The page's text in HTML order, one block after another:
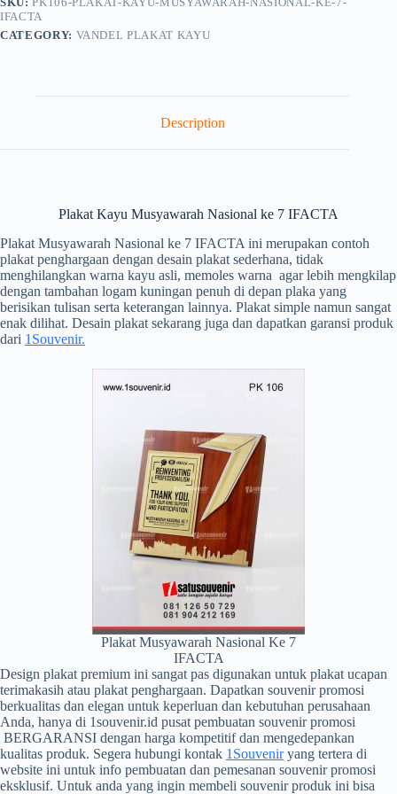
IFACTA
CATEGORY: VANDEL PLAKAT KAYU
Description
Plakat Kayu Musyawarah Nasional ke 7 IFACTA
Plakat Musyawarah Nasional ke 7 IFACTA ini merupakan contoh
plakat penghargaan dengan desain plakat sederhana, tidak
menghilangkan warna kayu asli, memoles warna agar lebih mengkilap
dengan tambahan logam kuningan penuh di depan plaka yang
berisikan tulisan serta keterangan lainnya. Plakat simple namun sangat
enak dilihat. Desain plakat sekarang juga dan dapatkan garansi produk
dari 1Souvenir.
Plakat Musyawarah Nasional Ke 7
IFACTA
Design plakat premium ini sangat pas digunakan untuk plakat ucapan
terimakasih atau plakat penghargaan. Dapatkan souvenir promosi
berkualitas dan elegan untuk keperluan dan kebutuhan perusahaan
Anda, hanya di 1souvenir.id pusat pembuatan souvenir promosi
BERGARANSI dengan harga kompetitif dan mengedepankan
kualitas produk. Segera hubungi kontak 1Souveniryang tertera di
website ini untuk info pembuatan dan pemesanan souvenir promosi
eksklusif. Untuk anda yang ingin membeli souvenir produk ini bisa